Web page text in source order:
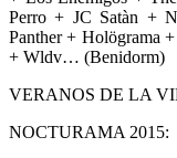
Perro + JC Satàn +
Panther + Holögrama
+ Wldv… (Benidorm)
VERANOS DE LA
NOCTURAMA 2015: